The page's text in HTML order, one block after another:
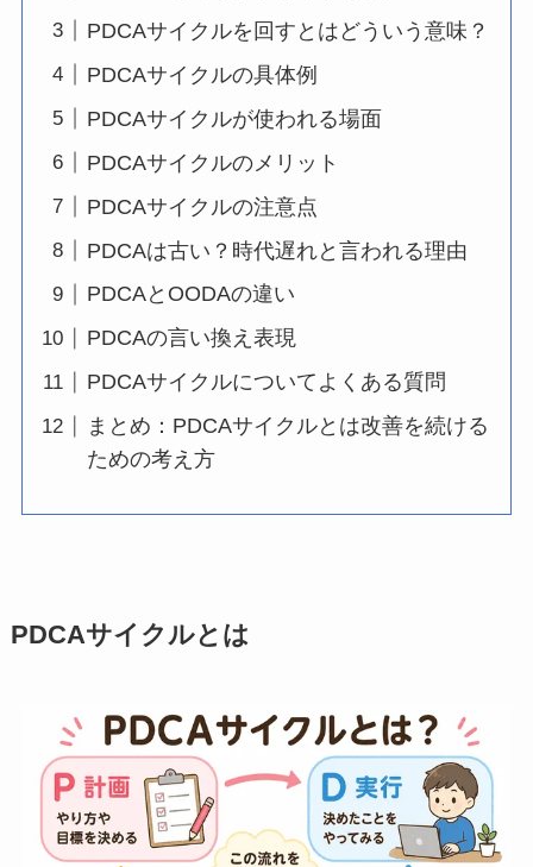
PDCAサイクルを回すとはどういう意味？
PDCAサイクルの具体例
PDCAサイクルが使われる場面
PDCAサイクルのメリット
PDCAサイクルの注意点
PDCAは古い？時代遅れと言われる理由
PDCAとOODAの違い
PDCAの言い換え表現
PDCAサイクルについてよくある質問
まとめ：PDCAサイクルとは改善を続ける
ための考え方
PDCAサイクルとは